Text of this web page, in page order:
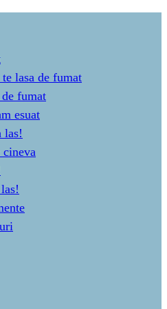
lasa de fumat
fumat
esuat
las!
cineva